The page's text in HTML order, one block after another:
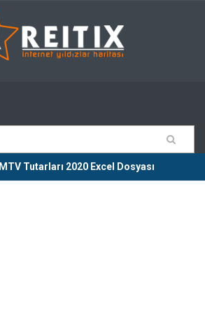
MTV Tutarları 2020 Excel Dosyası